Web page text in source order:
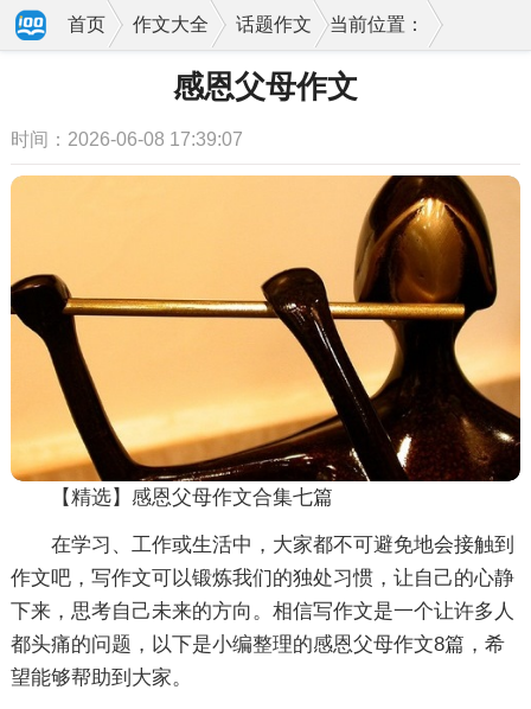
当前位置：
首页 作文大全 话题作文
感恩父母作文
时间：2026-06-08 17:39:07
【精选】感恩父母作文合集七篇
在学习、工作或生活中，大家都不可避免地会接触到
作文吧，写作文可以锻炼我们的独处习惯，让自己的心静
下来，思考自己未来的方向。相信写作文是一个让许多人
都头痛的问题，以下是小编整理的感恩父母作文8篇，希
望能够帮助到大家。